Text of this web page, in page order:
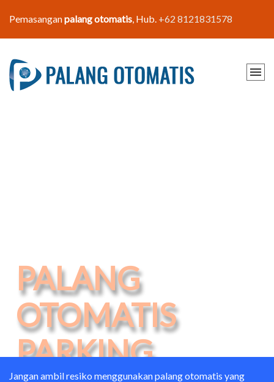
Pemasanganpalang otomatis, Hub. +62 8121831578
PARKING
Model tekuk untuk tempat dibawah
basement
Jangan ambil resiko menggunakan palang otomatis yang